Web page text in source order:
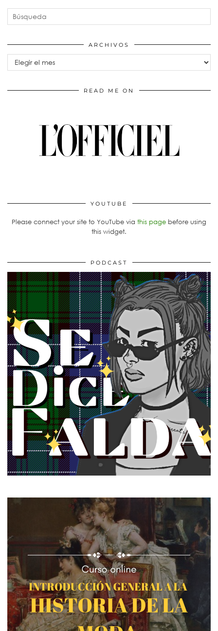
ARCHIVOS
Archivos
READ ME ON
YOUTUBE
Please connect your site to YouTube via this page before using
this widget.
PODCAST